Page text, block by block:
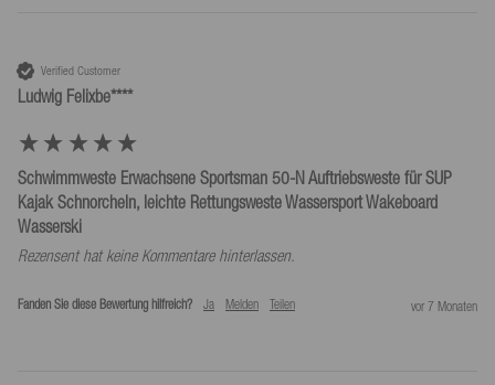
Verified Customer
Ludwig Felixbe****
Schwimmweste Erwachsene Sportsman 50-N Auftriebsweste für SUP
Kajak Schnorcheln, leichte Rettungsweste Wassersport Wakeboard
Wasserski
Rezensent hat keine Kommentare hinterlassen.
Fanden Sie diese Bewertung hilfreich? Ja Melden Teilen vor 7 Monaten